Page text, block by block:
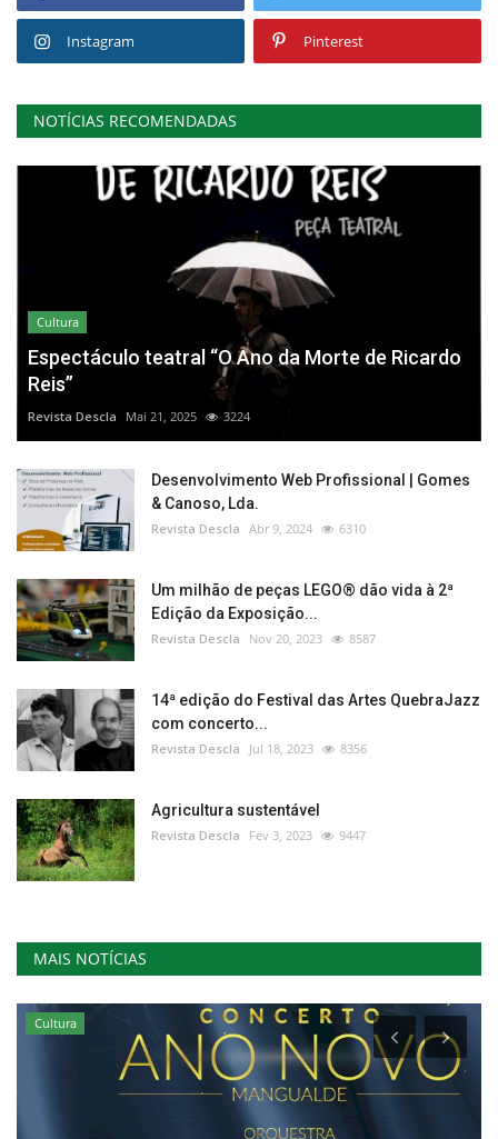
Instagram Pinterest
NOTÍCIAS RECOMENDADAS
Cultura
Espectáculo teatral “O Ano da Morte de Ricardo
Reis”
Revista Descla Mai 21, 2025 3224
Desenvolvimento Web Profissional | Gomes
& Canoso, Lda.
Revista Descla Abr 9, 2024 6310
Um milhão de peças LEGO® dão vida à 2ª
Edição da Exposição...
Revista Descla Nov 20, 2023 8587
14ª edição do Festival das Artes QuebraJazz
com concerto...
Revista Descla Jul 18, 2023 8356
Agricultura sustentável
Revista Descla Fev 3, 2023 9447
MAIS NOTÍCIAS
Cultura